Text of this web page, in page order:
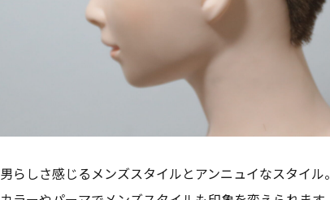
男らしさ感じるメンズスタイルとアンニュイなスタイル。